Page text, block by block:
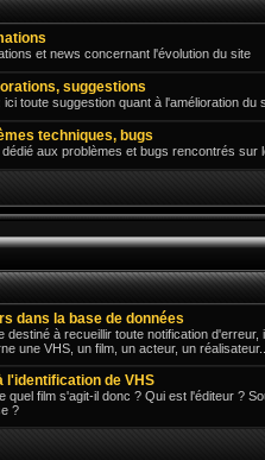
et news concernant l'évolution du site
suggestions
ici toute suggestion quant à l'amélioration
techniques, bugs
dédié aux problèmes et bugs rencontrés sur
dans la base de données
destiné à recueillir toute notification
une VHS, un film, un acteur, un réalisateur...
l'identification de VHS
quel film s'agit-il donc ? Qui est l'éditeur ?
?